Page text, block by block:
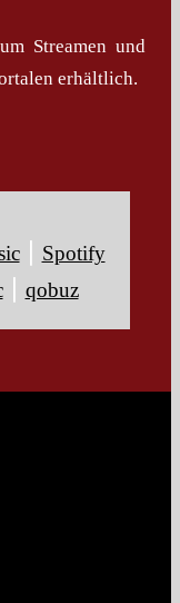
Streamen und
erhältlich.
⎮ Spotify
⎮ qobuz